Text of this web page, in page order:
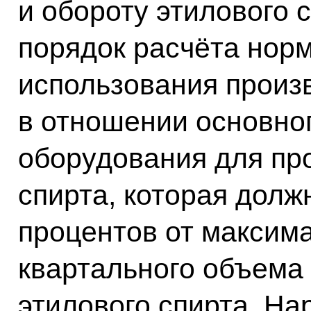
и обороту этилового
порядок расчёта
использования
в отношении
оборудования для
спирта, которая
процентов от
квартального